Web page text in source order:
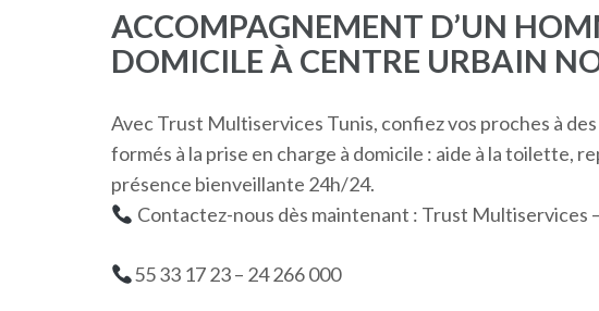
ACCOMPAGNEMENT D’UN
DOMICILE À CENTRE URBAIN
Avec Trust Multiservices Tunis, confiez vos proches à
formés à la prise en charge à domicile : aide à la toilette,
présence bienveillante 24h/24.
Contactez-nous dès maintenant : Trust Multiservices
55 33 17 23 – 24 266 000